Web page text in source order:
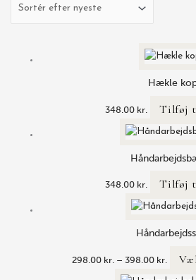
Hækle
348.00 kr. Tilføj
348.00 kr. Tilføj
298.00 kr. – 398.00 kr.
til